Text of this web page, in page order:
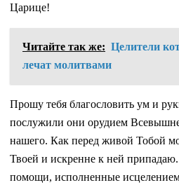
Царице!
Читайте так же: Целители
лечат молитвами
Прошу тебя благословить ум и
послужили они орудием
нашего. Как перед живой Тобой
Твоей и искренне к ней
помощи, исполненные